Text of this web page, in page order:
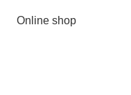
Online shop